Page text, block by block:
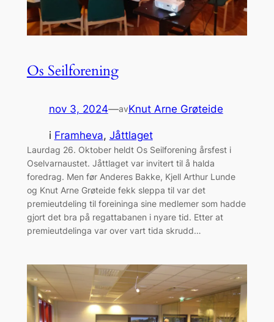
Os Seilforening
nov 3, 2024—avKnut Arne Grøteide
i Framheva, Jåttlaget
Laurdag 26. Oktober heldt Os Seilforening årsfest i
Oselvarnaustet. Jåttlaget var invitert til å halda
foredrag. Men før Anderes Bakke, Kjell Arthur Lunde
og Knut Arne Grøteide fekk sleppa til var det
premieutdeling til foreininga sine medlemer som hadde
gjort det bra på regattabanen i nyare tid. Etter at
premieutdelinga var over vart tida skrudd…